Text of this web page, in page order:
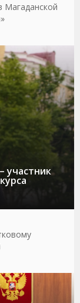
Магаданской
участник